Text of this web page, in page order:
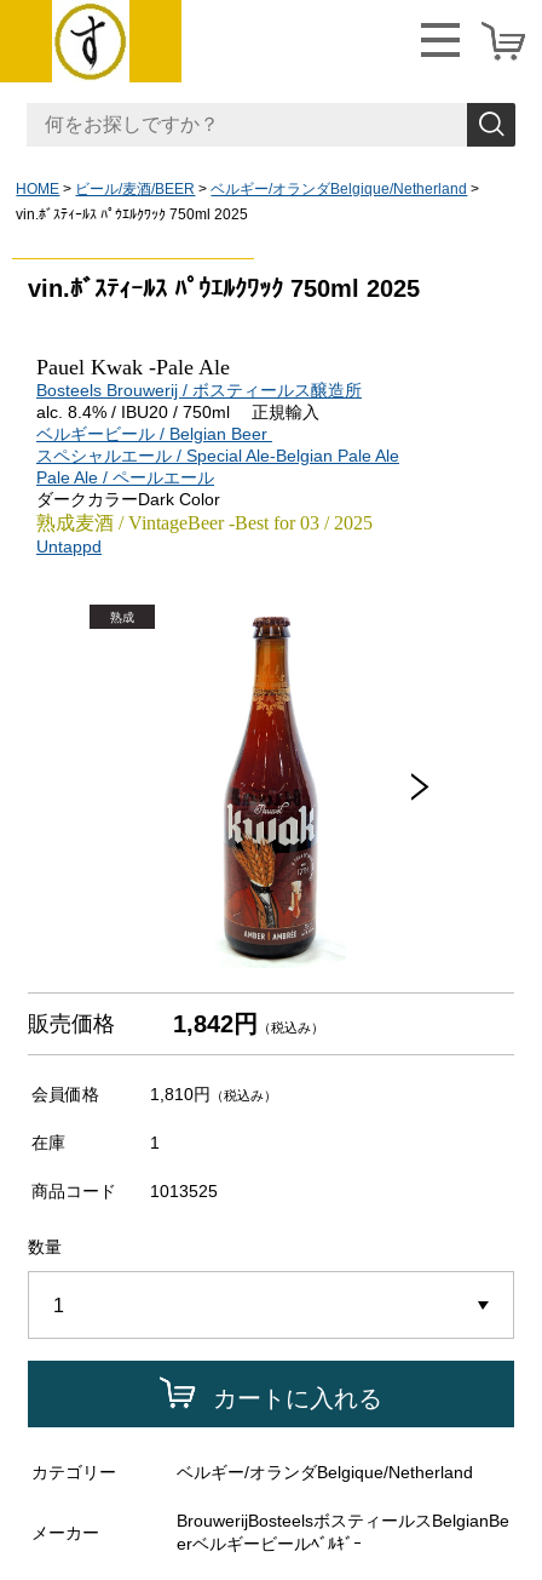
HOME ビール/麦酒/BEER
ベルギー/オランダBelgique/Netherland
vin.ﾎﾞｽﾃｨｰﾙｽ ﾊﾟｳｴﾙｸﾜｯｸ 750ml 2025
vin.ﾎﾞｽﾃｨｰﾙｽ ﾊﾟｳｴﾙｸﾜｯｸ 750ml 2025
Pauel Kwak -Pale Ale
Bosteels Brouwerij / ボスティールス醸造所
alc. 8.4% / IBU20 / 750ml 正規輸入
ベルギービール / Belgian Beer
スペシャルエール / Special Ale-Belgian Pale Ale
Pale Ale / ペールエール
ダークカラーDark Color
熟成麦酒 / VintageBeer -Best for 03 / 2025
Untappd
販売価格 1,842円 （税込み）
会員価格 1,810円 （税込み）
在庫 1
商品コード 1013525
数量
カートに入れる
カテゴリー ベルギー/オランダBelgique/Netherland
メーカー
BrouwerijBosteelsボスティールスBelgianBe
erベルギービールﾍﾞﾙｷﾞｰ